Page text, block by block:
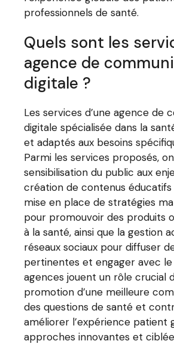
professionnels de santé.
Quels sont les
agence de
digitale ?
Les services d’une agence de
digitale spécialisée dans la
et adaptés aux besoins
Parmi les services proposés,
sensibilisation du public aux
création de contenus
mise en place de stratégies
pour promouvoir des produits
à la santé, ainsi que la gestion
réseaux sociaux pour diffuser
pertinentes et engager avec le
agences jouent un rôle crucial
promotion d’une meilleure
des questions de santé et
améliorer l’expérience patient
approches innovantes et